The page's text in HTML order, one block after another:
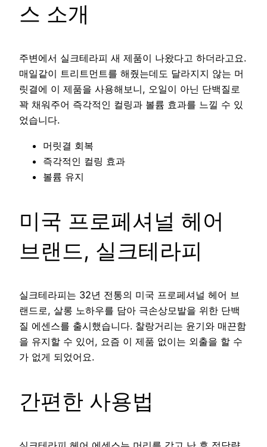
스 소개
주변에서 실크테라피 새 제품이 나왔다고 하더라고요.
매일같이 트리트먼트를 해줬는데도 달라지지 않는 머
릿결에 이 제품을 사용해보니, 오일이 아닌 단백질로
꽉 채워주어 즉각적인 컬링과 볼륨 효과를 느낄 수 있
었습니다.
머릿결 회복
즉각적인 컬링 효과
볼륨 유지
미국 프로페셔널 헤어
브랜드, 실크테라피
실크테라피는 32년 전통의 미국 프로페셔널 헤어 브
랜드로, 살롱 노하우를 담아 극손상모발을 위한 단백
질 에센스를 출시했습니다. 찰랑거리는 윤기와 매끈함
을 유지할 수 있어, 요즘 이 제품 없이는 외출을 할 수
가 없게 되었어요.
간편한 사용법